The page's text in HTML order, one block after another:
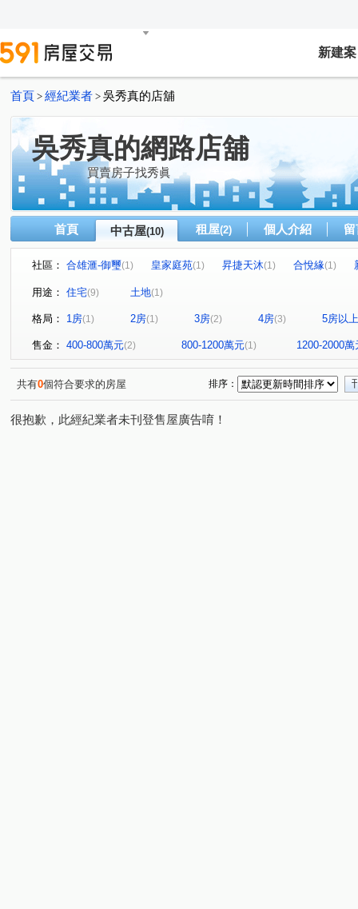
新建案
首頁 > 經紀業者 > 吳秀真的店舖
吳秀真的網路店舖
買賣房子找秀眞
首頁 中古屋(10) 租屋(2) 個人介紹
社區： 合雄滙-御璽(1) 皇家庭苑(1) 昇捷天沐(1) 合悅緣(1)
景程禾雅
安美大望
興仁路二段
用途： 住宅(9) 土地(1)
格局： 1房(1) 2房(1) 3房(2) 4房(3) 5房以上
售金： 400-800萬元(2) 800-1200萬元(1) 1200-2000萬
共有0個符合要求的房屋 排序：
很抱歉，此經紀業者未刊登售屋廣告唷！